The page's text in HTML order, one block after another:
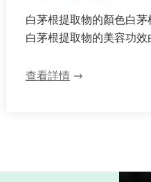
白茅根提取物的顏色白
白茅根提取物的美容功
查看詳情